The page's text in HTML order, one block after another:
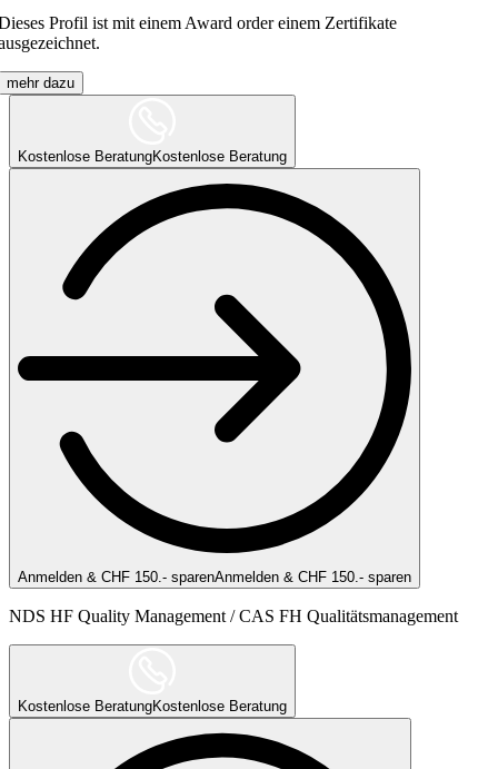
Profil ist mit einem Award order einem Zertifikate
mehr dazu
Kostenlose BeratungKostenlose Beratung
Anmelden & CHF 150.- sparenAnmelden & CHF 150.- sparen
NDS HF Quality Management / CAS FH Qualitätsmanagement
Kostenlose BeratungKostenlose Beratung